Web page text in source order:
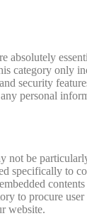
absolutely
category only
security
personal
not be
specifically to
to procure
website.